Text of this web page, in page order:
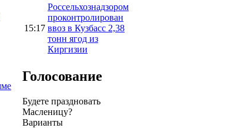
15:17
Россельхознадзором
проконтролирован
ввоз в Кузбасс 2,38
тонн ягод из
Киргизии
Голосование
Будете праздновать
Масленицу?
Варианты